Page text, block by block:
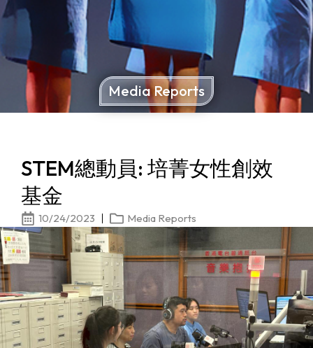
Media Reports
STEM總動員: 培菁女性創效
基金
10/24/2023 Media Reports